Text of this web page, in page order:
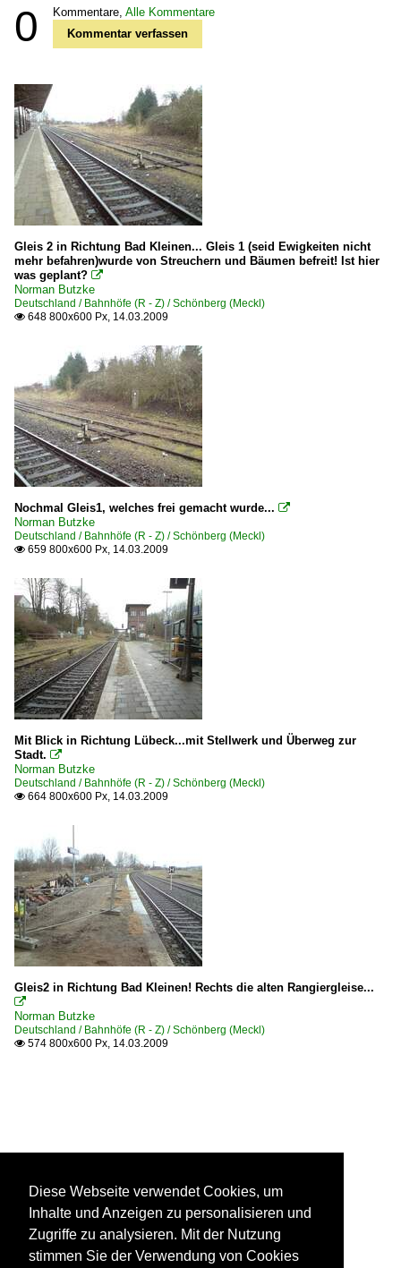
0 Kommentare, Alle Kommentare
Kommentar verfassen
Gleis 2 in Richtung Bad Kleinen... Gleis 1 (seid Ewigkeiten nicht
mehr befahren)wurde von Streuchern und Bäumen befreit! Ist hier
was geplant? 
Norman Butzke
Deutschland / Bahnhöfe (R - Z) / Schönberg (Meckl)
 648 800x600 Px, 14.03.2009
Nochmal Gleis1, welches frei gemacht wurde... 
Norman Butzke
Deutschland / Bahnhöfe (R - Z) / Schönberg (Meckl)
 659 800x600 Px, 14.03.2009
Mit Blick in Richtung Lübeck...mit Stellwerk und Überweg zur
Stadt. 
Norman Butzke
Deutschland / Bahnhöfe (R - Z) / Schönberg (Meckl)
 664 800x600 Px, 14.03.2009
Gleis2 in Richtung Bad Kleinen! Rechts die alten Rangiergleise...

Norman Butzke
Deutschland / Bahnhöfe (R - Z) / Schönberg (Meckl)
 574 800x600 Px, 14.03.2009
Diese Webseite verwendet Cookies, um
Inhalte und Anzeigen zu personalisieren und
Zugriffe zu analysieren. Mit der Nutzung
stimmen Sie der Verwendung von Cookies